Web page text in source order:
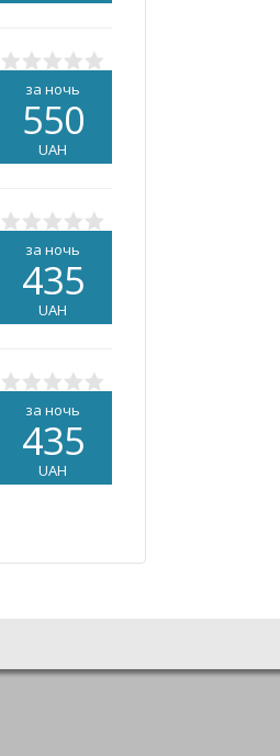
за ночь
550
UAH
за ночь
435
UAH
за ночь
435
UAH